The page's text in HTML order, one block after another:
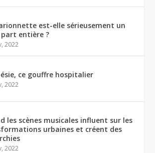
est-elle sérieusement un
entière ?
2022
ce gouffre hospitalier
2022
les scènes musicales influent sur les
urbaines et créent des
2022